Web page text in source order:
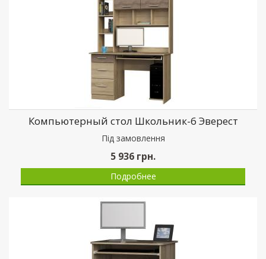
Компьютерный стол Школьник-6 Эверест
Пiд замовлення
5 936 грн.
Подробнее